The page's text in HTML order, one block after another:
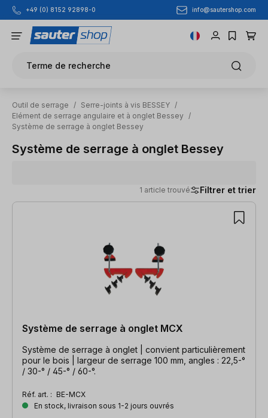
Passer au contenu principal
+49 (0) 8152 92898-0 info@sautershop.com
Terme de recherche
Outil de serrage / Serre-joints à vis BESSEY /
Elément de serrage angulaire et à onglet Bessey /
Système de serrage à onglet Bessey
Système de serrage à onglet Bessey
1 article trouvé Filtrer et trier
1 article trouvé
Système de serrage à onglet MCX
Système de serrage à onglet | convient particulièrement
pour le bois | largeur de serrage 100 mm, angles : 22,5-°
/ 30-° / 45-° / 60-°.
Réf. art. : BE-MCX
En stock, livraison sous 1-2 jours ouvrés